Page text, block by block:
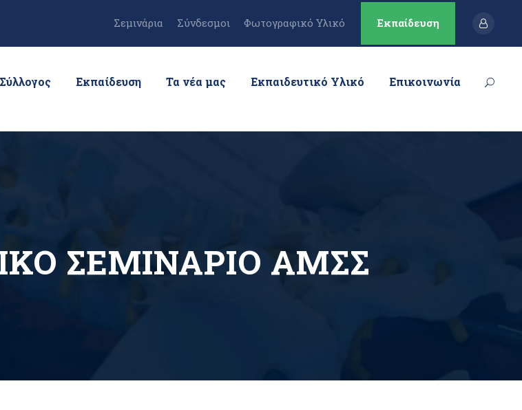
Σεμινάρια Σύνδεσμοι Φωτογραφικό Υλικό Εκπαίδευση
Εκπαίδευση Τα νέα μας Εκπαιδευτικό Υλικό Επικοινωνία
ΣΕΜΙΝΑΡΙΟ ΑΜΣΣ